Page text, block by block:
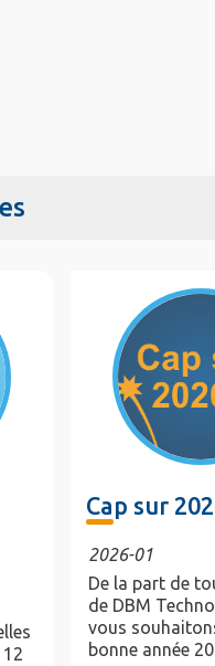
Cap sur
2026-01
De la part de
de DBM
vous
bonne année